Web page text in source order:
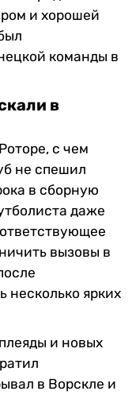
и хорошей
команды в
в
с чем
не спешил
в сборную
даже
вызовы в
несколько ярких
и новых
в Ворскле и